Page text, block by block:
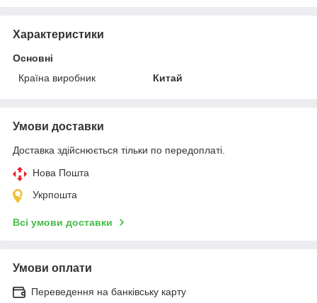
Характеристики
Основні
Країна виробник
Китай
Умови доставки
Доставка здійснюється тільки по передоплаті.
Нова Пошта
Укрпошта
Всі умови доставки
Умови оплати
Переведення на банківську карту